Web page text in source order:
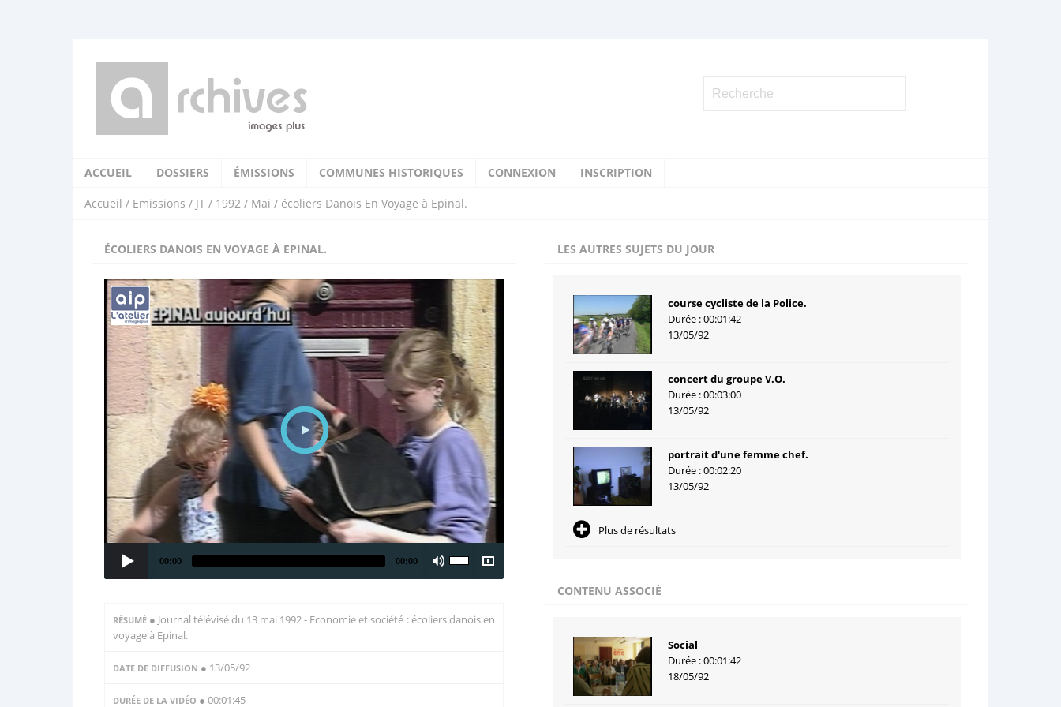
ACCUEIL DOSSIERS ÉMISSIONS COMMUNES HISTORIQUES CONNEXION INSCRIPTION
Accueil / Emissions / JT / 1992 / Mai / écoliers Danois En Voyage à Epinal.
ÉCOLIERS DANOIS EN VOYAGE À EPINAL.
00:00 00:00
RÉSUMÉ ● Journal télévisé du 13 mai 1992 - Economie et société : écoliers danois en
voyage à Epinal.
DATE DE DIFFUSION ● 13/05/92
DURÉE DE LA VIDÉO ● 00:01:45
LES AUTRES SUJETS DU JOUR
course cycliste de la Police.
Durée : 00:01:42
13/05/92
concert du groupe V.O.
Durée : 00:03:00
13/05/92
portrait d'une femme chef.
Durée : 00:02:20
13/05/92
Plus de résultats
CONTENU ASSOCIÉ
Social
Durée : 00:01:42
18/05/92